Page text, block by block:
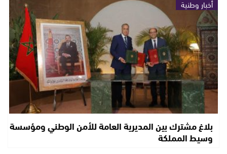
أخبار وطنية
بلاغ مشترك بين المديرية العامة للأمن الوطني ومؤسسة
وسيط المملكة